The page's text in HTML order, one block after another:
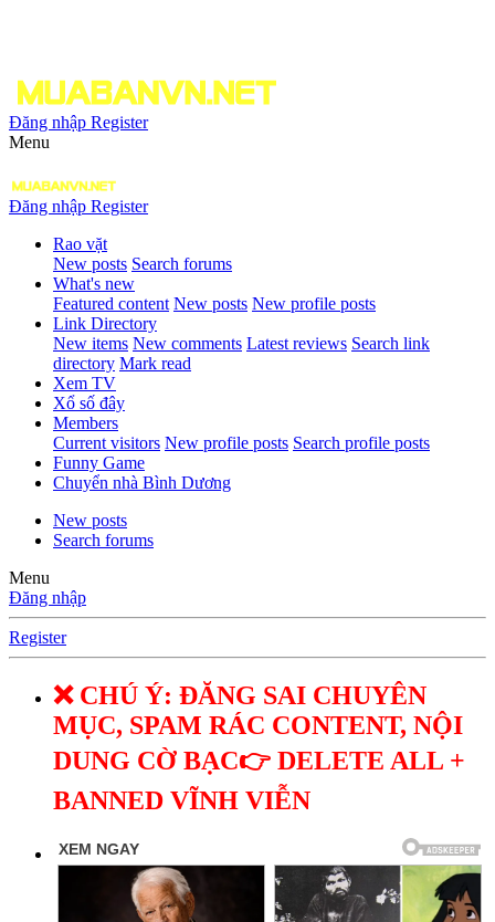
Đăng nhập Register
Menu
Đăng nhập Register
Rao vặt
New posts Search forums
What's new
Featured content New posts New profile posts
Link Directory
New items New comments Latest reviews Search link
directory Mark read
Xem TV
Xổ số đây
Members
Current visitors New profile posts Search profile posts
Funny Game
Chuyển nhà Bình Dương
New posts
Search forums
Menu
Đăng nhập
Register
❌ CHÚ Ý: ĐĂNG SAI CHUYÊN
MỤC, SPAM RÁC CONTENT, NỘI
DUNG CỜ BẠC👉 DELETE ALL +
BANNED VĨNH VIỄN